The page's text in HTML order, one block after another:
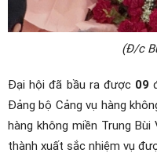
(Đ/c
Đại hội đã bầu ra được 09
Đảng bộ Cảng vụ hàng
hàng không miền Trung
thành xuất sắc nhiệm vụ